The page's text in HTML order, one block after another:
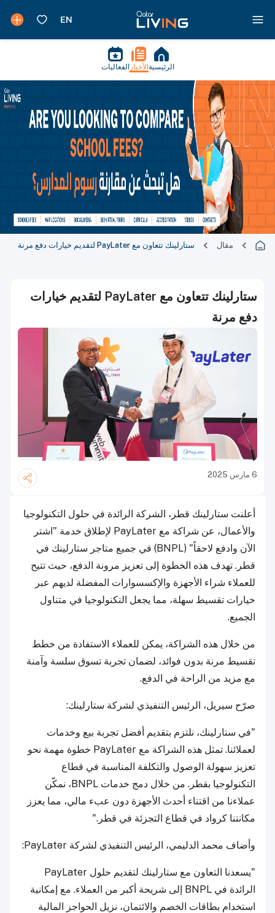
الرئيسية الأخبار الفعاليات
مقال ستارلينك تتعاون مع PayLater لتقديم خيارات دفع مرنة
ستارلينك تتعاون مع PayLater لتقديم خيارات
دفع مرنة
6 مارس 2025
أعلنت ستارلينك قطر، الشركة الرائدة في حلول التكنولوجيا
والأعمال، عن شراكة مع PayLater لإطلاق خدمة "اشتر
الآن وادفع لاحقاً" (BNPL) في جميع متاجر ستارلينك في
قطر. تهدف هذه الخطوة إلى تعزيز مرونة الدفع، حيث تتيح
للعملاء شراء الأجهزة والإكسسوارات المفضلة لديهم عبر
خيارات تقسيط سهلة، مما يجعل التكنولوجيا في متناول
الجميع.
من خلال هذه الشراكة، يمكن للعملاء الاستفادة من خطط
تقسيط مرنة بدون فوائد، لضمان تجربة تسوق سلسة وآمنة
مع مزيد من الراحة في الدفع.
صرّح سيريل، الرئيس التنفيذي لشركة ستارلينك:
"في ستارلينك، نلتزم بتقديم أفضل تجربة بيع وخدمات
لعملائنا. تمثل هذه الشراكة مع PayLater خطوة مهمة نحو
تعزيز سهولة الوصول والتكلفة المناسبة في قطاع
التكنولوجيا بقطر. من خلال دمج خدمات BNPL، نمكّن
عملاءنا من اقتناء أحدث الأجهزة دون عبء مالي، مما يعزز
مكانتنا كرواد في قطاع التجزئة في قطر."
وأضاف محمد الدليمي، الرئيس التنفيذي لشركة PayLater:
"يسعدنا التعاون مع ستارلينك لتقديم حلول PayLater
الرائدة في BNPL إلى شريحة أكبر من العملاء. مع إمكانية
استخدام بطاقات الخصم والائتمان، نزيل الحواجز المالية